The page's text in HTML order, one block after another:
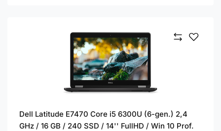
Dell Latitude E7470 Core i5 6300U (6-gen.) 2,4
GHz / 16 GB / 240 SSD / 14'' FullHD / Win 10 Prof.